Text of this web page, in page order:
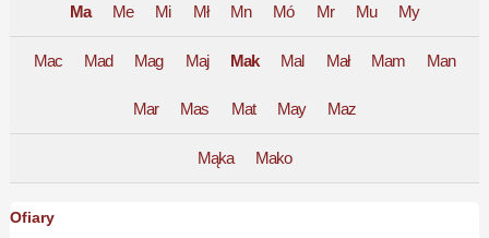
Ma Me Mi Mł Mn Mó Mr Mu My
Mac Mad Mag Maj Mak Mal Mał Mam Man
Mar Mas Mat May Maz
Mąka Mako
Ofiary